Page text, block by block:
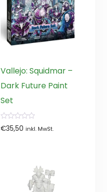
Vallejo: Squidmar –
Dark Future Paint
Set
0
von
€35,50 inkl. MwSt.